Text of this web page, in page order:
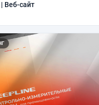
Веб-сайт